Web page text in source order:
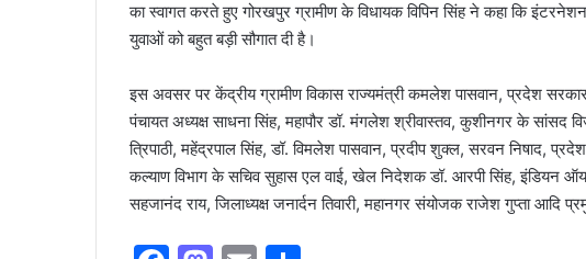
का स्वागत करते हुए गोरखपुर ग्रामीण के विधायक विपिन सिंह ने कहा कि
युवाओं को बहुत बड़ी सौगात दी है।
इस अवसर पर केंद्रीय ग्रामीण विकास राज्यमंत्री कमलेश पासवान, प्रदेश
पंचायत अध्यक्ष साधना सिंह, महापौर डॉ. मंगलेश श्रीवास्तव, कुशीनगर के सांसद
त्रिपाठी, महेंद्रपाल सिंह, डॉ. विमलेश पासवान, प्रदीप शुक्ल, सरवन निषाद,
कल्याण विभाग के सचिव सुहास एल वाई, खेल निदेशक डॉ. आरपी सिंह, इंडियन
सहजानंद राय, जिलाध्यक्ष जनार्दन तिवारी, महानगर संयोजक राजेश गुप्ता आदि